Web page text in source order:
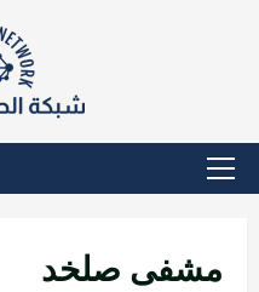
القائمة
مشفى صلخد